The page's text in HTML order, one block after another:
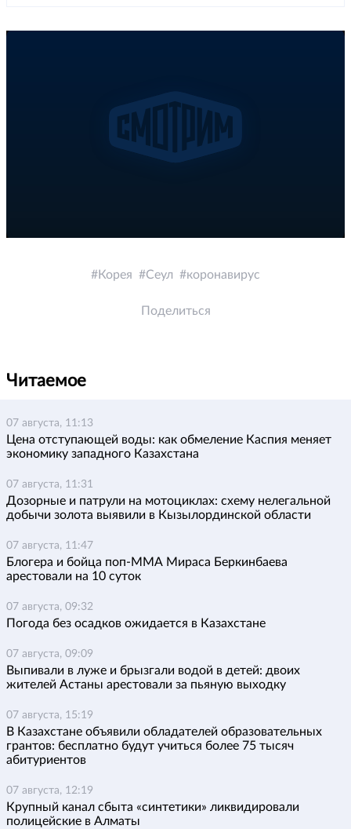
Корея Сеул коронавирус
Поделиться
Читаемое
07 августа, 11:13
Цена отступающей воды: как обмеление Каспия меняет
экономику западного Казахстана
07 августа, 11:31
Дозорные и патрули на мотоциклах: схему нелегальной
добычи золота выявили в Кызылординской области
07 августа, 11:47
Блогера и бойца поп-ММА Мираса Беркинбаева
арестовали на 10 суток
07 августа, 09:32
Погода без осадков ожидается в Казахстане
07 августа, 09:09
Выпивали в луже и брызгали водой в детей: двоих
жителей Астаны арестовали за пьяную выходку
07 августа, 15:19
В Казахстане объявили обладателей образовательных
грантов: бесплатно будут учиться более 75 тысяч
абитуриентов
07 августа, 12:19
Крупный канал сбыта «синтетики» ликвидировали
полицейские в Алматы